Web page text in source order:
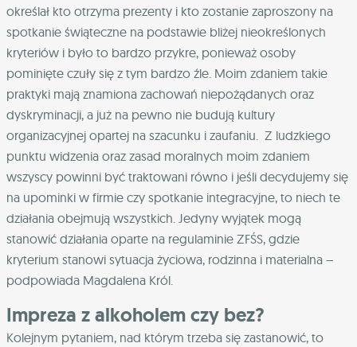
określał kto otrzyma prezenty i kto zostanie zaproszony na
spotkanie świąteczne na podstawie bliżej nieokreślonych
kryteriów i było to bardzo przykre, ponieważ osoby
pominięte czuły się z tym bardzo źle. Moim zdaniem takie
praktyki mają znamiona zachowań niepożądanych oraz
dyskryminacji, a już na pewno nie budują kultury
organizacyjnej opartej na szacunku i zaufaniu. Z ludzkiego
punktu widzenia oraz zasad moralnych moim zdaniem
wszyscy powinni być traktowani równo i jeśli decydujemy się
na upominki w firmie czy spotkanie integracyjne, to niech te
działania obejmują wszystkich. Jedyny wyjątek mogą
stanowić działania oparte na regulaminie ZFŚS, gdzie
kryterium stanowi sytuacja życiowa, rodzinna i materialna –
podpowiada Magdalena Król.
Impreza z alkoholem czy bez?
Kolejnym pytaniem, nad którym trzeba się zastanowić, to